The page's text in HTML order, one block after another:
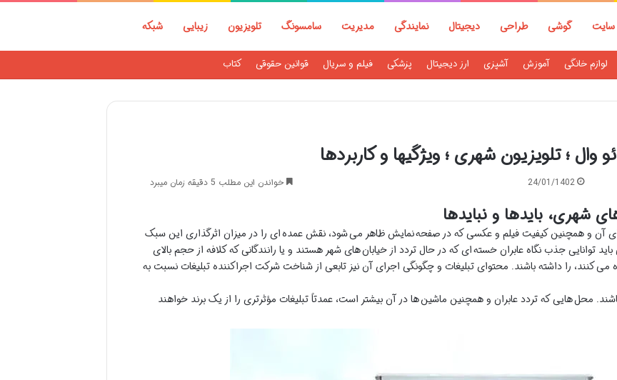
سایت گوشی طراحی دیجیتال نمایندگی مدیریت سامسونگ تلویزیون زیبایی شبکه
لوازم خانگی آموزش آشپزی ارز دیجیتال پزشکی فیلم و سریال قوانین حقوقی کتاب
وال ؛ تلویزیون شهری ؛ ویژگیها و کاربردها
24/01/1402 خواندن این مطلب 5 دقیقه زمان میبرد
شهری، بایدها و نبایدها
آن و همچنین کیفیت فیلم و عکسی که در صفحه نمایش ظاهر می شود، نقش عمده ای را در میزان اثرگذاری این سبک
توانایی جذب نگاه عابران خسته ای که در حال تردد از خیابان های شهر هستند و یا رانندگانی که کلافه از حجم بالای
کنند، را داشته باشند. محتوای تبلیغات و چگونگی اجرای آن نیز تابعی از شناخت شرکت اجراکننده تبلیغات نسبت به
محل هایی که تردد عابران و همچنین ماشین ها در آن بیشتر است، عمدتاً تبلیغات مؤثرتری را از یک برند خواهند